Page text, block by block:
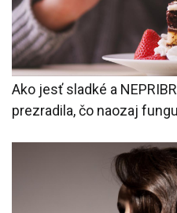
Ako jesť sladké a
prezradila, čo naozaj